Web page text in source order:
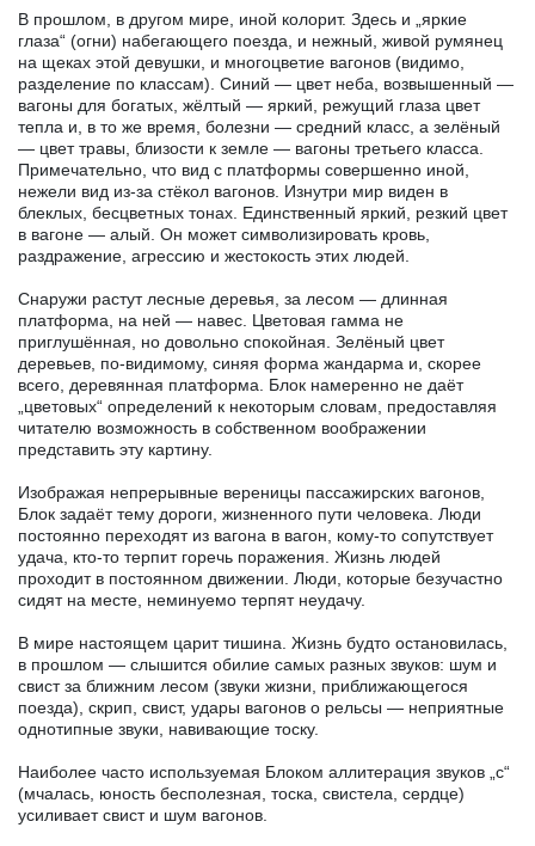
В прошлом, в другом мире, иной колорит. Здесь и „яркие
глаза“ (огни) набегающего поезда, и нежный, живой румянец
на щеках этой девушки, и многоцветие вагонов (видимо,
разделение по классам). Синий — цвет неба, возвышенный —
вагоны для богатых, жёлтый — яркий, режущий глаза цвет
тепла и, в то же время, болезни — средний класс, а зелёный
— цвет травы, близости к земле — вагоны третьего класса.
Примечательно, что вид с платформы совершенно иной,
нежели вид из-за стёкол вагонов. Изнутри мир виден в
блеклых, бесцветных тонах. Единственный яркий, резкий цвет
в вагоне — алый. Он может символизировать кровь,
раздражение, агрессию и жестокость этих людей.
Снаружи растут лесные деревья, за лесом — длинная
платформа, на ней — навес. Цветовая гамма не
приглушённая, но довольно спокойная. Зелёный цвет
деревьев, по-видимому, синяя форма жандарма и, скорее
всего, деревянная платформа. Блок намеренно не даёт
„цветовых“ определений к некоторым словам, предоставляя
читателю возможность в собственном воображении
представить эту картину.
Изображая непрерывные вереницы пассажирских вагонов,
Блок задаёт тему дороги, жизненного пути человека. Люди
постоянно переходят из вагона в вагон, кому-то сопутствует
удача, кто-то терпит горечь поражения. Жизнь людей
проходит в постоянном движении. Люди, которые безучастно
сидят на месте, неминуемо терпят неудачу.
В мире настоящем царит тишина. Жизнь будто остановилась,
в прошлом — слышится обилие самых разных звуков: шум и
свист за ближним лесом (звуки жизни, приближающегося
поезда), скрип, свист, удары вагонов о рельсы — неприятные
однотипные звуки, навивающие тоску.
Наиболее часто используемая Блоком аллитерация звуков „с“
(мчалась, юность бесполезная, тоска, свистела, сердце)
усиливает свист и шум вагонов.